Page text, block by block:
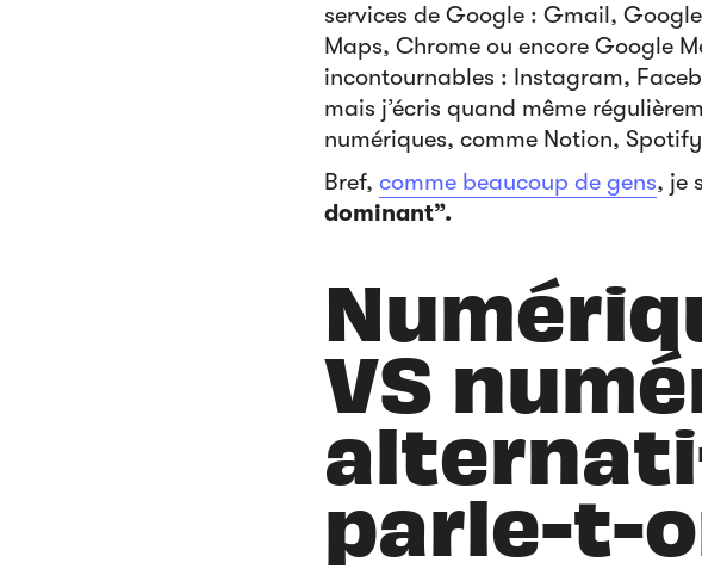
services de Google : Gmail,
Maps, Chrome ou encore Google
incontournables : Instagram,
mais j’écris quand même
numériques, comme Notion,
Bref, comme beaucoup de gens, je
dominant”.
VS
parle-t-